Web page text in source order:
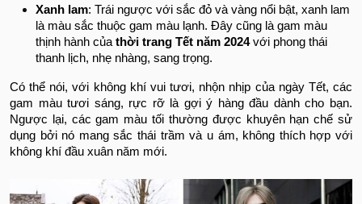
Xanh lam: Trái ngược với sắc đỏ và vàng nổi bật, xanh lam
là màu sắc thuộc gam màu lạnh. Đây cũng là gam màu
thịnh hành của thời trang Tết năm 2024với phong thái
thanh lịch, nhẹ nhàng, sang trọng.
Có thể nói, với không khí vui tươi, nhộn nhịp của ngày Tết, các
gam màu tươi sáng, rực rỡ là gợi ý hàng đầu dành cho bạn.
Ngược lại, các gam màu tối thường được khuyên hạn chế sử
dụng bởi nó mang sắc thái trầm và u ám, không thích hợp với
không khí đầu xuân năm mới.